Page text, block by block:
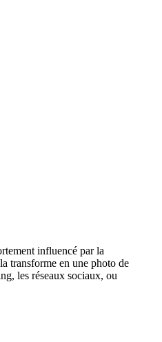
influencé par la
transforme en une photo de
les réseaux sociaux, ou